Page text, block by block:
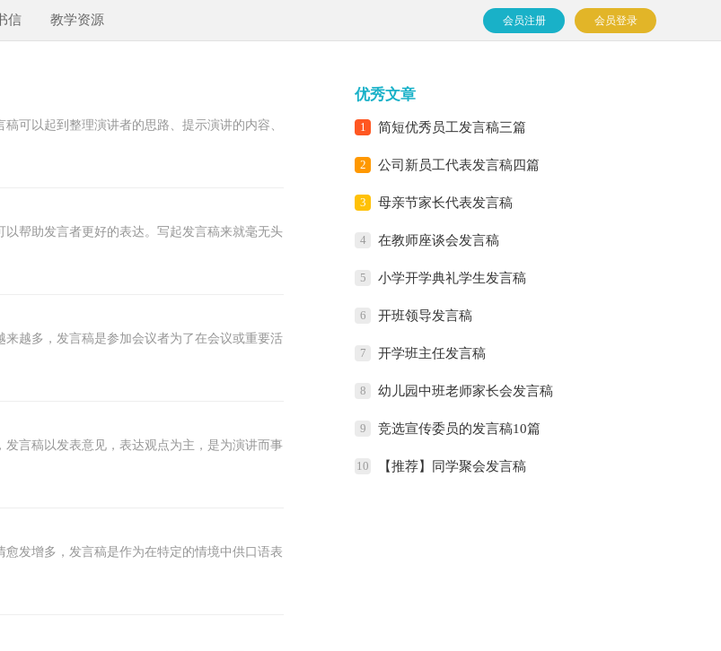
信 教学资源 会员登录
会员注册
可以起到整理演讲者的思路、提示演讲的内容、
帮助发言者更好的表达。写起发言稿来就毫无头
越多，发言稿是参加会议者为了在会议或重要活
言稿以发表意见，表达观点为主，是为演讲而事
发增多，发言稿是作为在特定的情境中供口语表
优秀文章
1 简短优秀员工发言稿三篇
2 公司新员工代表发言稿四篇
3 母亲节家长代表发言稿
4 在教师座谈会发言稿
5 小学开学典礼学生发言稿
6 开班领导发言稿
7 开学班主任发言稿
8 幼儿园中班老师家长会发言稿
9 竞选宣传委员的发言稿10篇
10 【推荐】同学聚会发言稿